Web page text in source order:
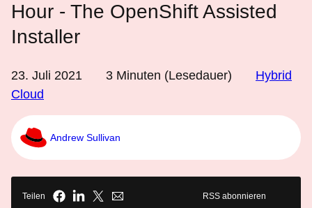
Hour - The OpenShift Assisted
Installer
23. Juli 2021 3 Minuten (Lesedauer)
Hybrid
Cloud
Andrew Sullivan
Teilen RSS abonnieren